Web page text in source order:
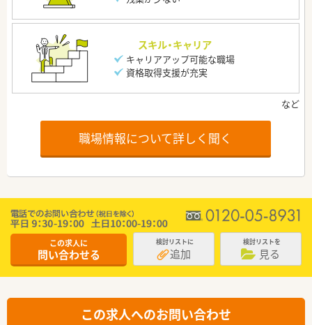
スキル・キャリア
キャリアアップ可能な職場
資格取得支援が充実
職場情報について詳しく聞く
この求人に
問い合わせる
検討リストに
追加
検討リストを
見る
この求人へのお問い合わせ